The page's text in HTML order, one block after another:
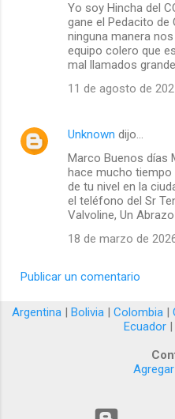
Yo soy Hincha del
gane el Pedacito de
ninguna manera
equipo colero que
mal llamados
11 de agosto de
Unknown dijo…
Marco Buenos días
hace mucho
de tu nivel en la
el teléfono del Sr
Valvoline, Un
18 de marzo de
Publicar un comentario
Argentina| Bolivia| Colombia|
Ecuador|